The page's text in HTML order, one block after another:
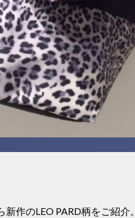
作のLEO PARD柄をご紹介。